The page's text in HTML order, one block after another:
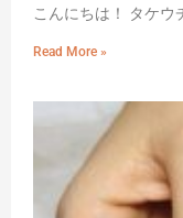
こんにちは！ タケウ
Read More »